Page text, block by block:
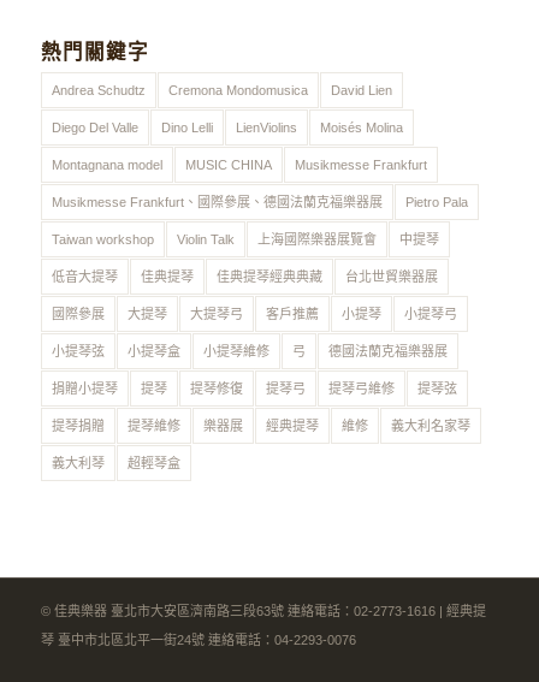
熱門關鍵字
Andrea Schudtz Cremona Mondomusica David Lien
Diego Del Valle Dino Lelli LienViolins Moisés Molina
Montagnana model MUSIC CHINA Musikmesse Frankfurt
Musikmesse Frankfurt、國際參展、德國法蘭克福樂器展 Pietro Pala
Taiwan workshop Violin Talk 上海國際樂器展覽會 中提琴
低音大提琴 佳典提琴 佳典提琴經典典藏 台北世貿樂器展
國際參展 大提琴 大提琴弓 客戶推薦 小提琴 小提琴弓
小提琴弦 小提琴盒 小提琴維修 弓 德國法蘭克福樂器展
捐贈小提琴 提琴 提琴修復 提琴弓 提琴弓維修 提琴弦
提琴捐贈 提琴維修 樂器展 經典提琴 維修 義大利名家琴
義大利琴 超輕琴盒
© 佳典樂器 臺北市大安區濟南路三段63號 連絡電話：02-2773-1616 | 經典提
琴 臺中市北區北平一街24號 連絡電話：04-2293-0076